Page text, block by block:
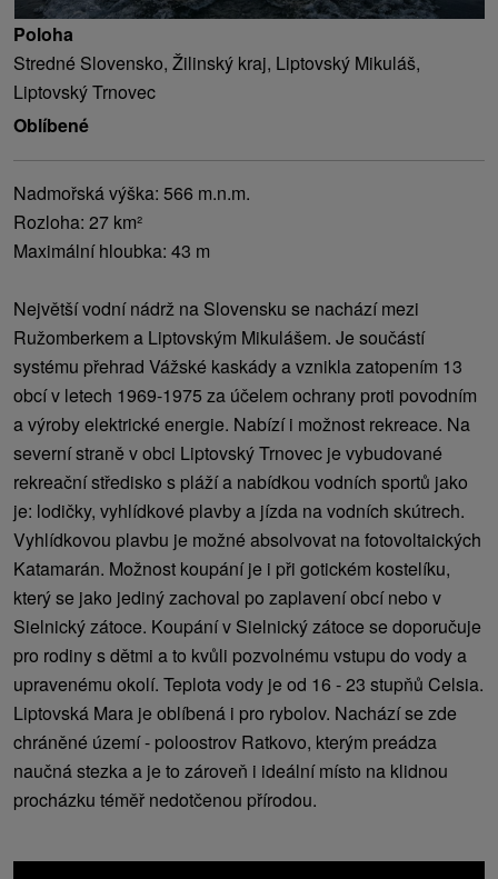
Poloha
Stredné Slovensko, Žilinský kraj, Liptovský Mikuláš,
Liptovský Trnovec
Oblíbené
Nadmořská výška: 566 m.n.m.
Rozloha: 27 km²
Maximální hloubka: 43 m
Největší vodní nádrž na Slovensku se nachází mezi
Ružomberkem a Liptovským Mikulášem. Je součástí
systému přehrad Vážské kaskády a vznikla zatopením 13
obcí v letech 1969-1975 za účelem ochrany proti povodním
a výroby elektrické energie. Nabízí i možnost rekreace. Na
severní straně v obci Liptovský Trnovec je vybudované
rekreační středisko s pláží a nabídkou vodních sportů jako
je: lodičky, vyhlídkové plavby a jízda na vodních skútrech.
Vyhlídkovou plavbu je možné absolvovat na fotovoltaických
Katamarán. Možnost koupání je i při gotickém kostelíku,
který se jako jediný zachoval po zaplavení obcí nebo v
Sielnický zátoce. Koupání v Sielnický zátoce se doporučuje
pro rodiny s dětmi a to kvůli pozvolnému vstupu do vody a
upravenému okolí. Teplota vody je od 16 - 23 stupňů Celsia.
Liptovská Mara je oblíbená i pro rybolov. Nachází se zde
chráněné území - poloostrov Ratkovo, kterým preádza
naučná stezka a je to zároveň i ideální místo na klidnou
procházku téměř nedotčenou přírodou.